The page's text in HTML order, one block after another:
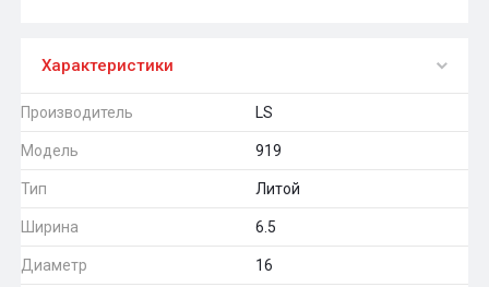
Характеристики
Производитель LS
Модель 919
Тип Литой
Ширина 6.5
Диаметр 16